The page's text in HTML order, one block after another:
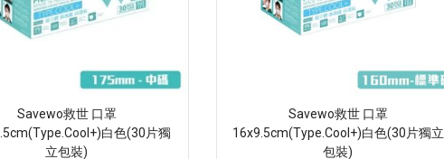
Savewo救世 口罩
白色(30片獨
立包裝)
Savewo救世 口罩
16x9.5cm(Type.Cool+)白色(30片獨立
包裝)